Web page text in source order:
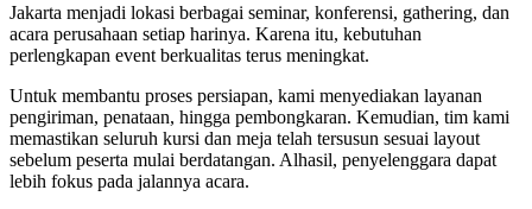
Jakarta menjadi lokasi berbagai seminar, konferensi, gathering, dan
acara perusahaan setiap harinya. Karena itu, kebutuhan
perlengkapan event berkualitas terus meningkat.
Untuk membantu proses persiapan, kami menyediakan layanan
pengiriman, penataan, hingga pembongkaran. Kemudian, tim kami
memastikan seluruh kursi dan meja telah tersusun sesuai layout
sebelum peserta mulai berdatangan. Alhasil, penyelenggara dapat
lebih fokus pada jalannya acara.